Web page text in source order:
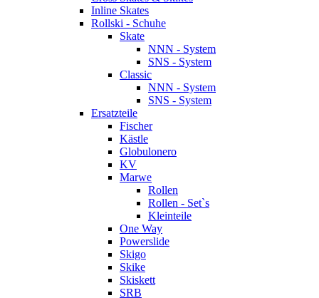
Inline Skates
Rollski - Schuhe
Skate
NNN - System
SNS - System
Classic
NNN - System
SNS - System
Ersatzteile
Fischer
Kästle
Globulonero
KV
Marwe
Rollen
Rollen - Set`s
Kleinteile
One Way
Powerslide
Skigo
Skike
Skiskett
SRB